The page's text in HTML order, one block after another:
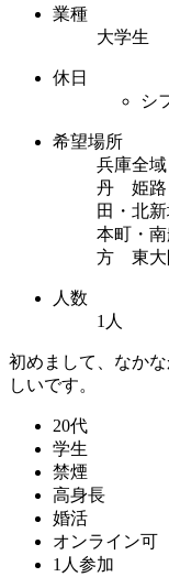
業種
大学生
休日
シ
希望場所
兵庫全
丹 姫
田・北
本町・
方 東
人数
1人
初めまして、なか
しいです。
20代
学生
禁煙
高身長
婚活
オンライン可
1人参加